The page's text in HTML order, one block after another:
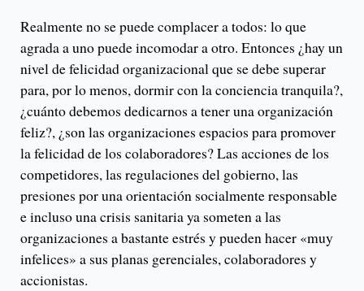
Realmente no se puede complacer a todos: lo que
agrada a uno puede incomodar a otro. Entonces ¿hay un
nivel de felicidad organizacional que se debe superar
para, por lo menos, dormir con la conciencia tranquila?,
¿cuánto debemos dedicarnos a tener una organización
feliz?, ¿son las organizaciones espacios para promover
la felicidad de los colaboradores? Las acciones de los
competidores, las regulaciones del gobierno, las
presiones por una orientación socialmente responsable
e incluso una crisis sanitaria ya someten a las
organizaciones a bastante estrés y pueden hacer «muy
infelices» a sus planas gerenciales, colaboradores y
accionistas.